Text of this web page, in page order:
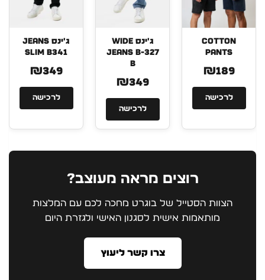
COTTON
PANTS
₪189
לרכישה
ג'ינס WIDE
JEANS B-327
B
₪349
לרכישה
ג'ינס JEANS
SLIM B341
₪349
לרכישה
רוצים מראה מעוצב?
הצוות הסטייל של בוגרט מחכה לכם עם המלצות
מותאמות אישית לסגנון האישי ולגזרת היום
צרו קשר ליעוץ